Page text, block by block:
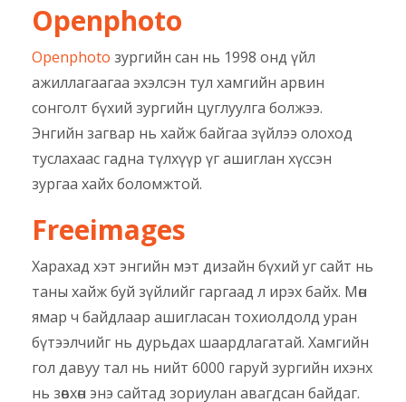
Openphoto
Openphoto зургийн сан нь 1998 онд үйл
ажиллагаагаа эхэлсэн тул хамгийн арвин
сонголт бүхий зургийн цуглуулга болжээ.
Энгийн загвар нь хайж байгаа зүйлээ олоход
туслахаас гадна түлхүүр үг ашиглан хүссэн
зургаа хайх боломжтой.
Freeimages
Харахад хэт энгийн мэт дизайн бүхий уг сайт нь
таны хайж буй зүйлийг гаргаад л ирэх байх. Мөн
ямар ч байдлаар ашигласан тохиолдолд уран
бүтээлчийг нь дурьдах шаардлагатай. Хамгийн
гол давуу тал нь нийт 6000 гаруй зургийн ихэнх
нь зөвхөн энэ сайтад зориулан авагдсан байдаг.